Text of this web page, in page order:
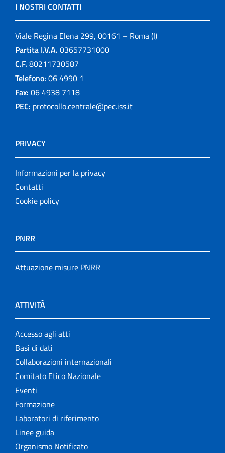
I NOSTRI CONTATTI
Viale Regina Elena 299, 00161 – Roma (I)
Partita I.V.A. 03657731000
C.F. 80211730587
Telefono: 06 4990 1
Fax: 06 4938 7118
PEC: protocollo.centrale@pec.iss.it
PRIVACY
Informazioni per la privacy
Contatti
Cookie policy
PNRR
Attuazione misure PNRR
ATTIVITÀ
Accesso agli atti
Basi di dati
Collaborazioni internazionali
Comitato Etico Nazionale
Eventi
Formazione
Laboratori di riferimento
Linee guida
Organismo Notificato